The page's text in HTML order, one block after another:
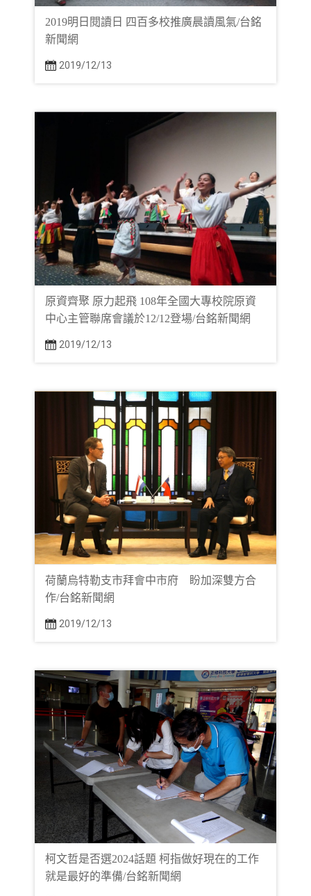
2019明日閱讀日 四百多校推廣晨讀風氣/台銘
新聞網
2019/12/13
原資齊聚 原力起飛 108年全國大專校院原資
中心主管聯席會議於12/12登場/台銘新聞網
2019/12/13
荷蘭烏特勒支市拜會中市府 盼加深雙方合
作/台銘新聞網
2019/12/13
柯文哲是否選2024話題 柯指做好現在的工作
就是最好的準備/台銘新聞網